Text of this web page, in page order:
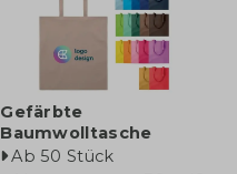
Gefärbte
Baumwolltasche
Ab 50 Stück